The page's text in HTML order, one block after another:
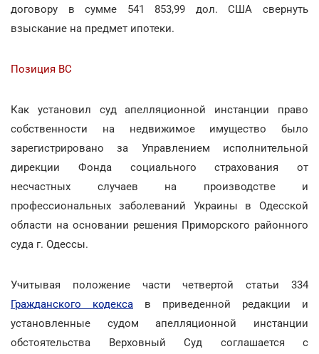
договору в сумме 541 853,99 дол. США свернуть
взыскание на предмет ипотеки.
Позиция ВС
Как установил суд апелляционной инстанции право
собственности на недвижимое имущество было
зарегистрировано за Управлением исполнительной
дирекции Фонда социального страхования от
несчастных случаев на производстве и
профессиональных заболеваний Украины в Одесской
области на основании решения Приморского районного
суда г. Одессы.
Учитывая положение части четвертой статьи 334
Гражданского кодекса в приведенной редакции и
установленные судом апелляционной инстанции
обстоятельства Верховный Суд соглашается с